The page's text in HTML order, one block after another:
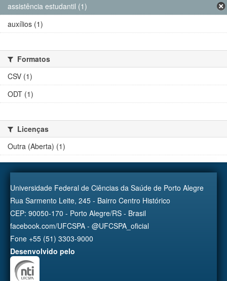
assistência estudantil (1)
auxílios (1)
Formatos
CSV (1)
ODT (1)
Licenças
Outra (Aberta) (1)
Universidade Federal de Ciências da Saúde de Porto Alegre
Rua Sarmento Leite, 245 - Bairro Centro Histórico
CEP: 90050-170 - Porto Alegre/RS - Brasil
facebook.com/UFCSPA - @UFCSPA_oficial
Fone +55 (51) 3303-9000
Desenvolvido pelo